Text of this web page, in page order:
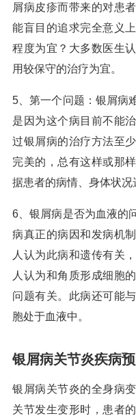
屑病皮疹而带来的对患
能盲目的追求完全意义
程度为宜？大多数医生
用较保守的治疗为宜。
5、第一个问题：银屑病
是因为这个病目前不能
过银屑病的治疗方法至
完美的，总有这样或那
据患者的病情、身体状况
6、银屑病是否为血液的
病真正的病因和发病机
人认为此病和遗传有关
人认为和角质形成细胞
问题有关。此病还可能
胞处于血液中。
银屑病关节炎疾病
银屑病关节炎的全身病
关节发生变形时，患者